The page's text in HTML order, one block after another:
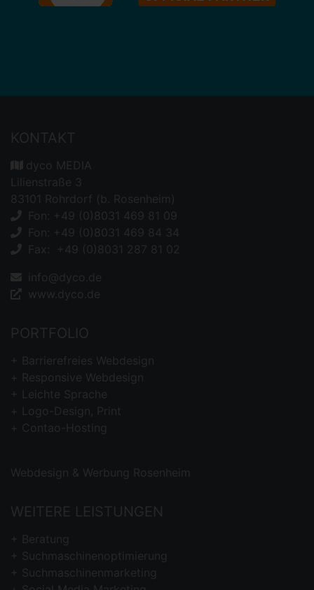
KONTAKT
dyco MEDIA
Lilienstraße 3
83101 Rohrdorf (b. Rosenheim)
Fon: +49 (0)8031 469 81 09
Fon: +49 (0)8031 469 84 34
Fax: +49 (0)8031 287 81 02
info@dyco.de
www.dyco.de
PORTFOLIO
Barrierefreies Webdesign
Responsive Webdesign
Leichte Sprache
Logo-Design, Print
Contao-Hosting
Webdesign & Werbung Rosenheim
WEITERE LEISTUNGEN
Beratung
Suchmaschinenoptimierung
Suchmaschinenmarketing